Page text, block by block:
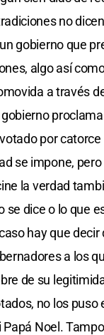
no
gobierno que
algo así
a través
por
se impone,
la verdad
se dice o lo que
hay que decir
a los
de su
no los puso
Papá Noel.